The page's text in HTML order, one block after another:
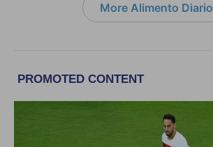
More Alimento Diario